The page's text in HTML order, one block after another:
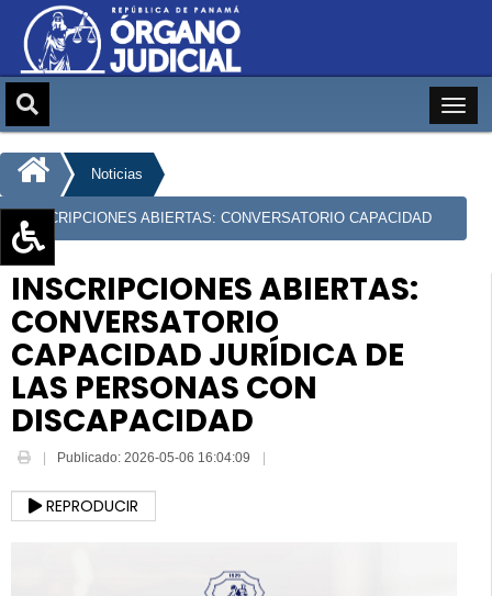
Aumentar texto (+)
Reducir texto (-)
Restablecer texto
Escala de Brillo
Escala de grises
Noticias
INSCRIPCIONES ABIERTAS: CONVERSATORIO CAPACIDAD
JURÍDICA DE LAS PERSONAS CON DISCAPACIDAD
INSCRIPCIONES ABIERTAS:
CONVERSATORIO
CAPACIDAD JURÍDICA DE
LAS PERSONAS CON
DISCAPACIDAD
Publicado: 2026-05-06 16:04:09
REPRODUCIR